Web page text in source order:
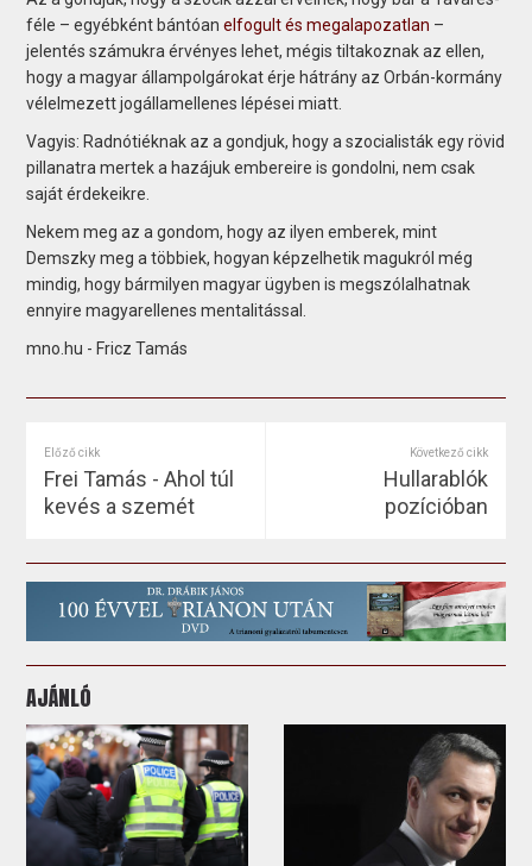
féle – egyébként bántóanelfogult és megalapozatlan –
jelentés számukra érvényes lehet, mégis tiltakoznak az ellen,
hogy a magyar állampolgárokat érje hátrány az Orbán-kormány
vélelmezett jogállamellenes lépései miatt.
Vagyis: Radnótiéknak az a gondjuk, hogy a szocialisták egy rövid
pillanatra mertek a hazájuk embereire is gondolni, nem csak
saját érdekeikre.
Nekem meg az a gondom, hogy az ilyen emberek, mint
Demszky meg a többiek, hogyan képzelhetik magukról még
mindig, hogy bármilyen magyar ügyben is megszólalhatnak
ennyire magyarellenes mentalitással.
mno.hu - Fricz Tamás
Előző cikk
Frei Tamás - Ahol túl
kevés a szemét
Következő cikk
Hullarablók
pozícióban
AJÁNLÓ